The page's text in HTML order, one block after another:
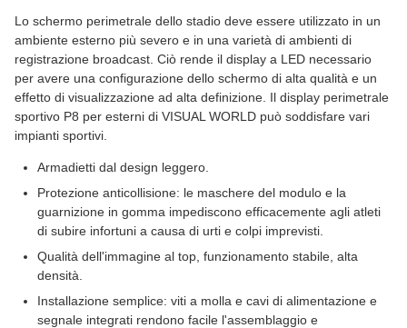
Lo schermo perimetrale dello stadio deve essere utilizzato in un
ambiente esterno più severo e in una varietà di ambienti di
registrazione broadcast. Ciò rende il display a LED necessario
per avere una configurazione dello schermo di alta qualità e un
effetto di visualizzazione ad alta definizione. Il display perimetrale
sportivo P8 per esterni di VISUAL WORLD può soddisfare vari
impianti sportivi.
Armadietti dal design leggero.
Protezione anticollisione: le maschere del modulo e la
guarnizione in gomma impediscono efficacemente agli atleti
di subire infortuni a causa di urti e colpi imprevisti.
Qualità dell'immagine al top, funzionamento stabile, alta
densità.
Installazione semplice: viti a molla e cavi di alimentazione e
segnale integrati rendono facile l'assemblaggio e